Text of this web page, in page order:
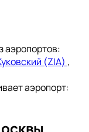
аэропортов:
(ZIA) ,
аэропорт: